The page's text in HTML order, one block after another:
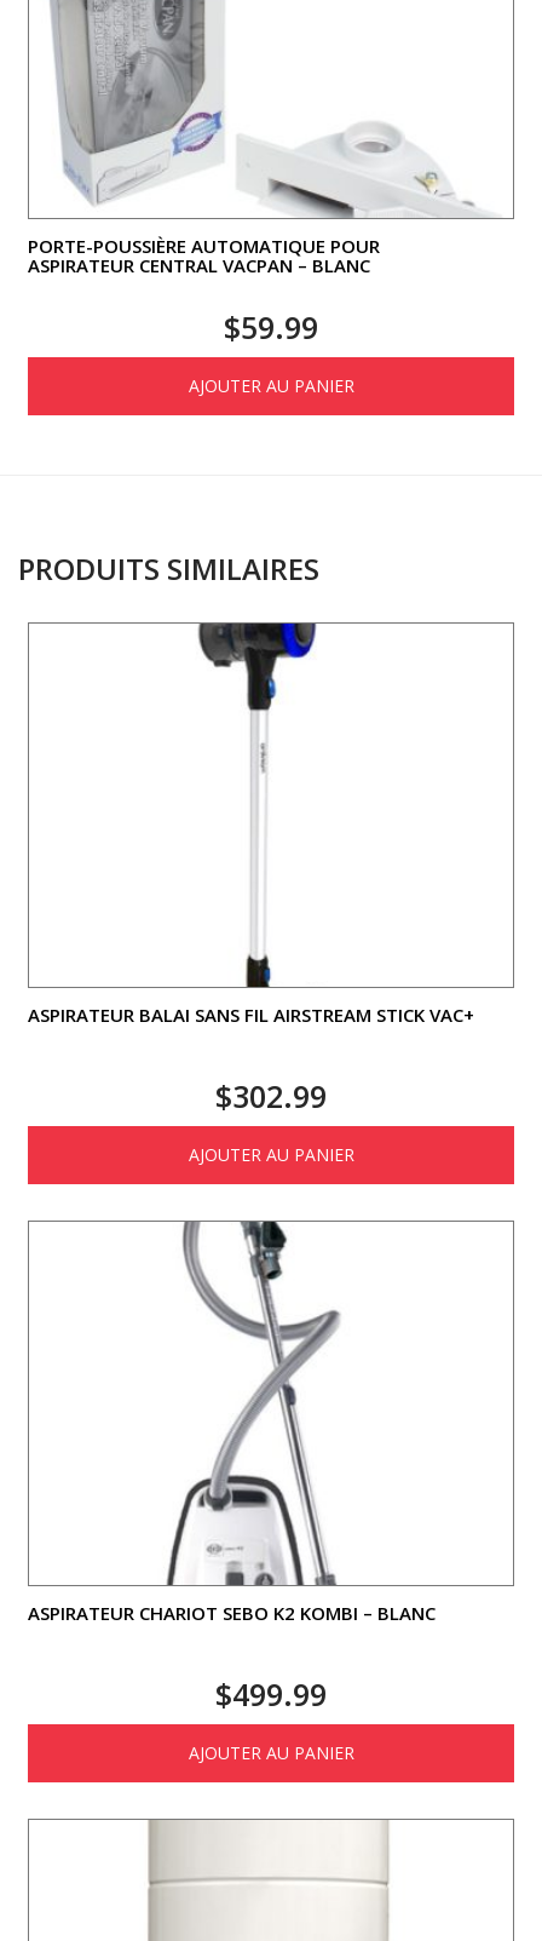
PORTE-POUSSIÈRE AUTOMATIQUE POUR
ASPIRATEUR CENTRAL VACPAN – BLANC
$59.99
AJOUTER AU PANIER
PRODUITS SIMILAIRES
ASPIRATEUR BALAI SANS FIL AIRSTREAM STICK VAC+
$302.99
AJOUTER AU PANIER
ASPIRATEUR CHARIOT SEBO K2 KOMBI – BLANC
$499.99
AJOUTER AU PANIER